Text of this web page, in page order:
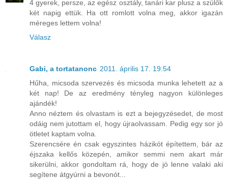
4 gyerek, persze, az egész osztály, tanári kar plusz a szülők
két napig ettük. Ha ott romlott volna meg, akkor igazán
méreges lettem volna!
Válasz
Gabi, a tortatanonc 2011. április 17. 19:54
Hűha, micsoda szervezés és micsoda munka lehetett az a
két nap! De az eredmény tényleg nagyon különleges
ajándék!
Anno néztem és olvastam is ezt a bejegyzésedet, de most
odáig nem jutottam el, hogy újraolvassam. Pedig egy sor jó
ötletet kaptam volna.
Szerencsére én csak egyszintes házikót építettem, bár az
éjszaka kellős közepén, amikor semmi nem akart már
sikerülni, akkor gondoltam rá, hogy de jó lenne valaki aki
segítene átgyúrni a bevonót...